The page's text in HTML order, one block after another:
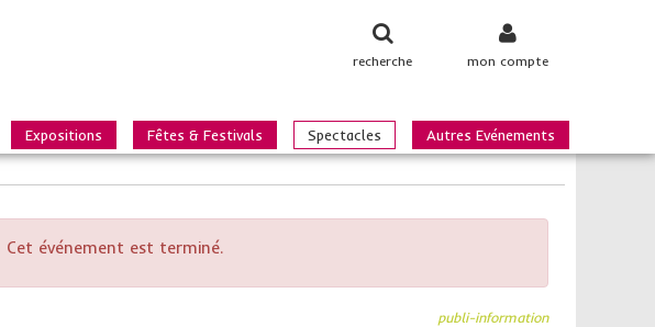
mon compte
recherche
Expositions Fêtes & Festivals Spectacles Autres Evénements
Cet événement est terminé.
publi-information